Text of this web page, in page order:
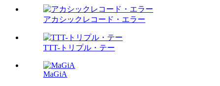
アカシックレコード・エラー
TTT-トリプル・テー
MaGiA